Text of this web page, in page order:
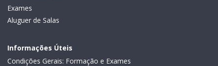
Exames
Aluguer de Salas
Informações Úteis
Condições Gerais: Formação e Exames